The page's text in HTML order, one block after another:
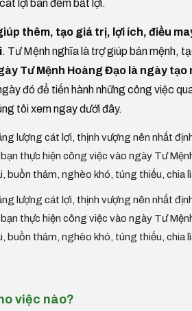
lợi ban đêm bất lợi.
thêm, tạo giá trị, lợi ích, điều
. Tư Mệnh nghĩa là trợ giúp bản mệnh,
Tư Mệnh Hoàng Đạo là ngày
đó để tiến hành những công việc
tôi xem ngay dưới đây.
lượng cát lợi, thịnh vượng nên nhất
thực hiện công việc vào ngày Tư
buồn thảm, nghèo khó, túng thiếu, chia
lượng cát lợi, thịnh vượng nên nhất
thực hiện công việc vào ngày Tư
buồn thảm, nghèo khó, túng thiếu, chia
việc nào?